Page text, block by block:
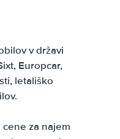
v državi
Europcar,
letališko
za najem